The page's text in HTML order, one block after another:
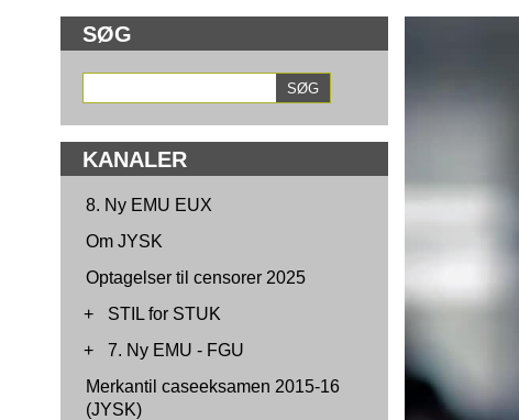
SØG
KANALER
8. Ny EMU EUX
Om JYSK
Optagelser til censorer 2025
+
STIL for STUK
+
7. Ny EMU - FGU
Merkantil caseeksamen 2015-16
(JYSK)